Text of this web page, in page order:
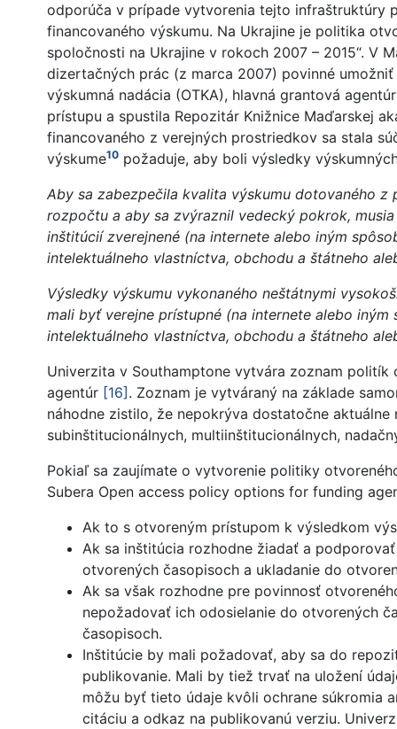
odporúča v prípade vytvorenia tejto infraštruktúry
financovaného výskumu. Na Ukrajine je politika
spoločnosti na Ukrajine v rokoch 2007 – 2015“. V
dizertačných prác (z marca 2007) povinné
výskumná nadácia (OTKA), hlavná grantová
prístupu a spustila Repozitár Knižnice Maďarskej
financovaného z verejných prostriedkov sa stala
výskume10 požaduje, aby boli výsledky
Aby sa zabezpečila kvalita výskumu dotovaného
rozpočtu a aby sa zvýraznil vedecký pokrok,
inštitúcií zverejnené (na internete alebo iným
intelektuálneho vlastníctva, obchodu a štátneho
Výsledky výskumu vykonaného neštátnymi
mali byť verejne prístupné (na internete alebo
intelektuálneho vlastníctva, obchodu a štátneho
Univerzita v Southamptone vytvára zoznam
agentúr [16] . Zoznam je vytváraný na základe
náhodne zistilo, že nepokrýva dostatočne
subinštitucionálnych, multiinštitucionálnych,
Pokiaľ sa zaujímate o vytvorenie politiky
Subera Open access policy options for funding
Ak to s otvoreným prístupom k výsledkom
Ak sa inštitúcia rozhodne žiadať a
otvorených časopisoch a ukladanie do
Ak sa však rozhodne pre povinnosť
nepožadovať ich odosielanie do otvorených
časopisoch.
Inštitúcie by mali požadovať, aby sa do
publikovanie. Mali by tiež trvať na uložení
môžu byť tieto údaje kvôli ochrane súkromia
citáciu a odkaz na publikovanú verziu.